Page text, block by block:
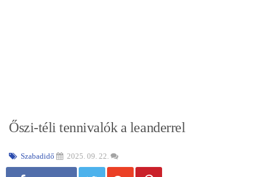
Őszi-téli tennivalók a leanderrel
Szabadidő 2025. 09. 22.